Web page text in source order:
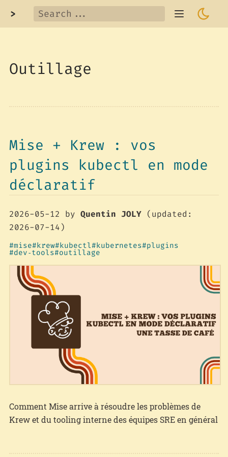
>
Outillage
Mise + Krew : vos
plugins kubectl en mode
déclaratif
2026-05-12 by Quentin JOLY(updated:
2026-07-14)
mise krew kubectl kubernetes plugins
dev‑tools outillage
Comment Mise arrive à résoudre les problèmes de
Krew et du tooling interne des équipes SRE en général